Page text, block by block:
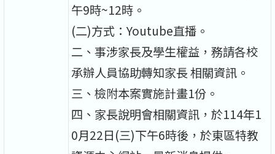
午9時~12時。
(二)方式：Youtube直播。
二、事涉家長及學生權益，務請各校
承辦人員協助轉知家長 相關資訊。
三、檢附本案實施計畫1份。
四、家長說明會相關資訊，於114年1
0月22日(三)下午6時後，於東區特教